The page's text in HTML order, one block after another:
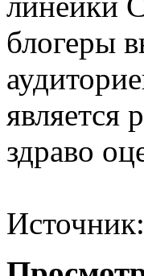
блогеры
является
здраво
Источник: